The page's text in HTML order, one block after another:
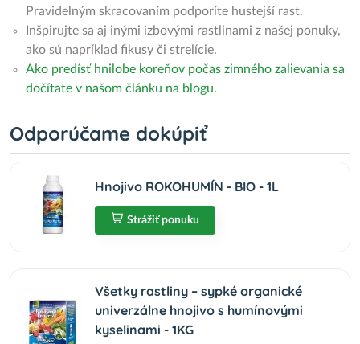
Pravidelným skracovaním podporíte hustejší rast.
Inšpirujte sa aj inými izbovými rastlinami z našej ponuky,
ako sú napríklad fikusy či strelície.
Ako predísť hnilobe koreňov počas zimného zalievania sa
dočítate v našom článku na blogu.
Odporúčame dokúpiť
Hnojivo ROKOHUMÍN - BIO - 1L
Strážiť ponuku
Všetky rastliny – sypké organické
univerzálne hnojivo s humínovými
kyselinami - 1KG